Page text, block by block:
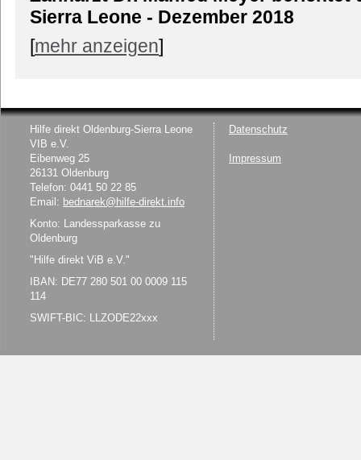
Sierra Leone - Dezember 2018
[mehr anzeigen]
Hilfe direkt Oldenburg-Sierra Leone
VIB e.V.
Eibenweg 25
26131 Oldenburg
Telefon: 0441 50 22 85
Email: bednarek@hilfe-direkt.info
Konto: Landessparkasse zu
Oldenburg
"Hilfe direkt ViB e.V."
IBAN: DE77 280 501 00 0009 115
114
SWIFT-BIC: LLZODE22xxx
Datenschutz
Impressum